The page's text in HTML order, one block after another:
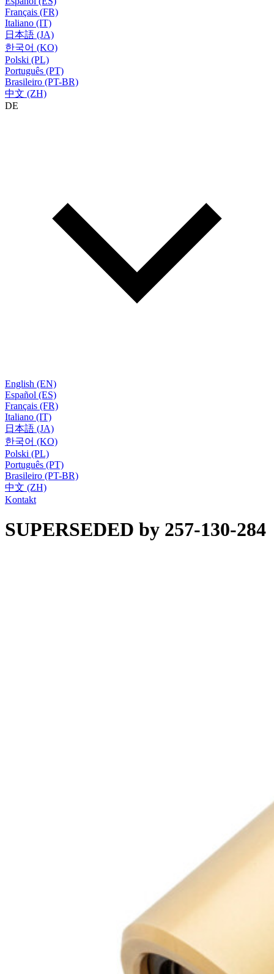
Français (FR)
Italiano (IT)
日本語 (JA)
한국어 (KO)
Polski (PL)
Português (PT)
Brasileiro (PT-BR)
中文 (ZH)
DE
English (EN)
Español (ES)
Français (FR)
Italiano (IT)
日本語 (JA)
한국어 (KO)
Polski (PL)
Português (PT)
Brasileiro (PT-BR)
中文 (ZH)
Kontakt
SUPERSEDED by 257-130-284